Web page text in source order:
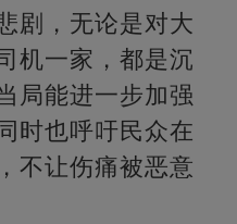
剧，无论是对大
机一家，都是沉
局能进一步加强
时也呼吁民众在
不让伤痛被恶意